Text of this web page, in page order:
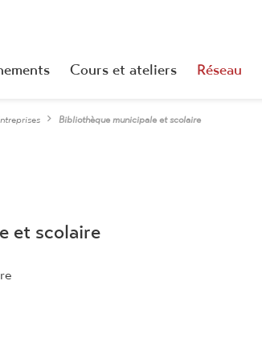
Cours et ateliers Réseau
Bibliothèque municipale et scolaire
et scolaire